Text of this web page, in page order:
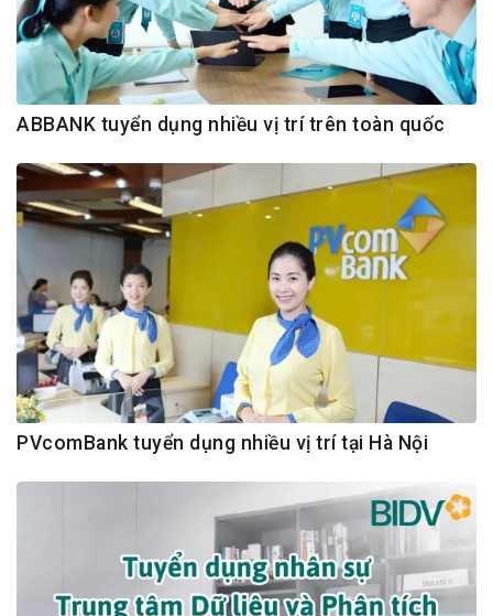
ABBANK tuyển dụng nhiều vị trí trên toàn quốc
PVcomBank tuyển dụng nhiều vị trí tại Hà Nội